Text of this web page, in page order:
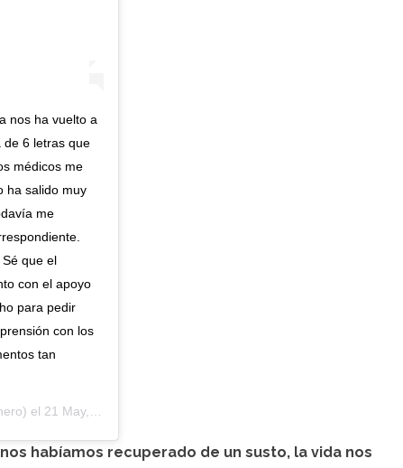
nos ha vuelto a
de 6 letras que
médicos me
ha salido muy
me
que el
con el apoyo
para pedir
con los
tan
el 21 May, 2019 a las 11:42 PDT
habíamos recuperado de un susto, la vida nos